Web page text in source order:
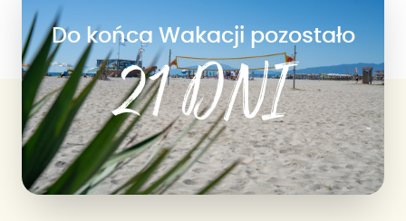
Do końca Wakacji pozostało
21 DNI